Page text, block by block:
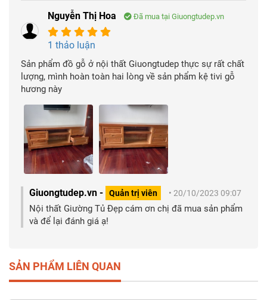
Nguyễn Thị Hoa Đã mua tại Giuongtudep.vn
1 thảo luận
Sản phẩm đồ gỗ ở nội thất Giuongtudep thực sự rất chất
lượng, mình hoàn toàn hai lòng về sản phẩm kệ tivi gỗ
hương này
Giuongtudep.vn - Quản trị viên • 20/10/2023 09:07
Nội thất Giường Tủ Đẹp cám ơn chị đã mua sản phẩm
và để lại đánh giá ạ!
SẢN PHẨM LIÊN QUAN